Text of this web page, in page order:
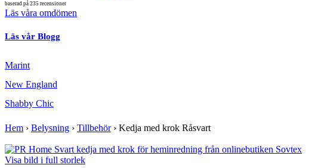
baserad på 235 recensioner
Läs våra omdömen
Läs vår Blogg
Marint
New England
Shabby Chic
Hem › Belysning › Tillbehör› Kedja med krok Råsvart
Visa bild i full storlek